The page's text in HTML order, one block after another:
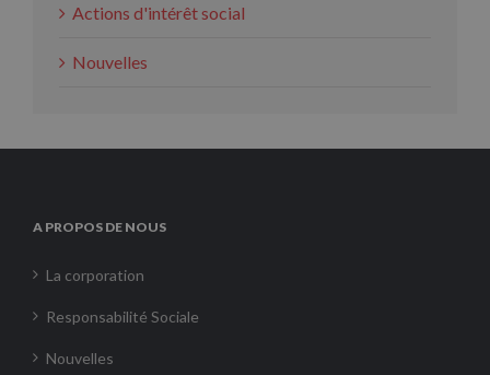
Actions d'intérêt social
Nouvelles
A PROPOS DE NOUS
La corporation
Responsabilité Sociale
Nouvelles